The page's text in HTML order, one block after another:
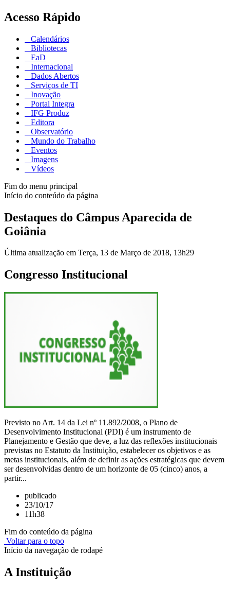
Acesso Rápido
Calendários
Bibliotecas
EaD
Internacional
Dados Abertos
Serviços de TI
Inovação
Portal Integra
IFG Produz
Editora
Observatório
Mundo do Trabalho
Eventos
Imagens
Vídeos
Fim do menu principal
Início do conteúdo da página
Destaques do Câmpus Aparecida de
Goiânia
Última atualização em Terça, 13 de Março de 2018, 13h29
Congresso Institucional
Previsto no Art. 14 da Lei nº 11.892/2008, o Plano de
Desenvolvimento Institucional (PDI) é um instrumento de
Planejamento e Gestão que deve, a luz das reflexões institucionais
previstas no Estatuto da Instituição, estabelecer os objetivos e as
metas institucionais, além de definir as ações estratégicas que devem
ser desenvolvidas dentro de um horizonte de 05 (cinco) anos, a
partir...
publicado
23/10/17
11h38
Fim do conteúdo da página
Voltar para o topo
Início da navegação de rodapé
A Instituição